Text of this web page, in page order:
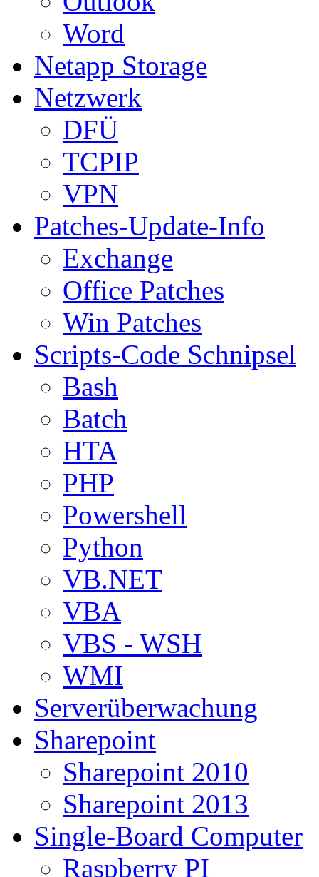
Word
Netapp Storage
Netzwerk
DFÜ
TCPIP
VPN
Patches-Update-Info
Exchange
Office Patches
Win Patches
Scripts-Code Schnipsel
Bash
Batch
HTA
PHP
Powershell
Python
VB.NET
VBA
VBS - WSH
WMI
Serverüberwachung
Sharepoint
Sharepoint 2010
Sharepoint 2013
Single-Board Computer
Raspberry PI